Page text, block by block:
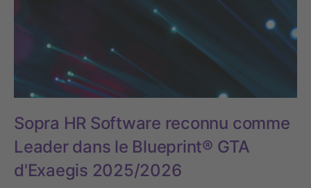
Sopra HR Software reconnu comme
Leader dans le Blueprint® GTA
d'Exaegis 2025/2026